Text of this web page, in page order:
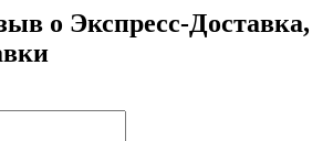
о Экспресс-Доставка,